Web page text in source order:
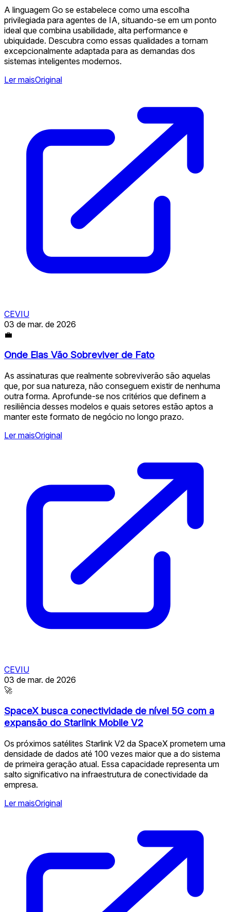
A linguagem Go se estabelece como uma escolha
privilegiada para agentes de IA, situando-se em um ponto
ideal que combina usabilidade, alta performance e
ubiquidade. Descubra como essas qualidades a tornam
excepcionalmente adaptada para as demandas dos
sistemas inteligentes modernos.
Ler maisOriginal
CEVIU
03 de mar. de 2026
💼
Onde Elas Vão Sobreviver de Fato
As assinaturas que realmente sobreviverão são aquelas
que, por sua natureza, não conseguem existir de nenhuma
outra forma. Aprofunde-se nos critérios que definem a
resiliência desses modelos e quais setores estão aptos a
manter este formato de negócio no longo prazo.
Ler maisOriginal
CEVIU
03 de mar. de 2026
🚀
SpaceX busca conectividade de nível 5G com a
expansão do Starlink Mobile V2
Os próximos satélites Starlink V2 da SpaceX prometem uma
densidade de dados até 100 vezes maior que a do sistema
de primeira geração atual. Essa capacidade representa um
salto significativo na infraestrutura de conectividade da
empresa. ️
Ler maisOriginal